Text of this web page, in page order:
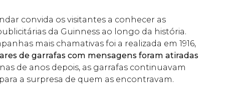
convida os visitantes a conhecer as
da Guinness ao longo da história.
mais chamativas foi a realizada em 1916,
de garrafas com mensagens foram atiradas
de anos depois, as garrafas continuavam
a surpresa de quem as encontravam.